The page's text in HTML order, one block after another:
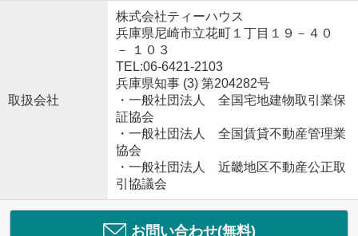
取扱会社
株式会社ティーハウス
兵庫県尼崎市立花町１丁目１９－４０
－ １０３
TEL:06-6421-2103
兵庫県知事 (3) 第204282号
・一般社団法人 全国宅地建物取引業保
証協会
・一般社団法人 全国賃貸不動産管理業
協会
・一般社団法人 近畿地区不動産公正取
引協議会
お問い合わせ(無料)